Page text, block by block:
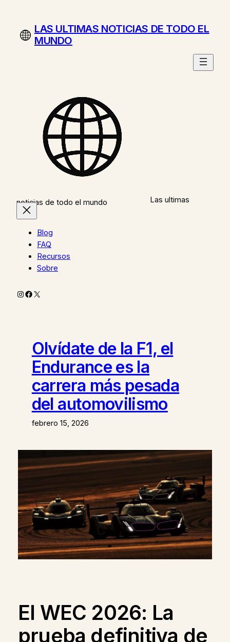
contenidoLAS ULTIMAS NOTICIAS DE TODO EL
MUNDO
Las ultimas
noticias de todo el mundo
Blog
FAQ
Recursos
Sobre
Instagram
Facebook
X
Olvídate de la F1, el
Endurance es la
carrera más pesada
del automovilismo
febrero 15, 2026
El WEC 2026: La
prueba definitiva de